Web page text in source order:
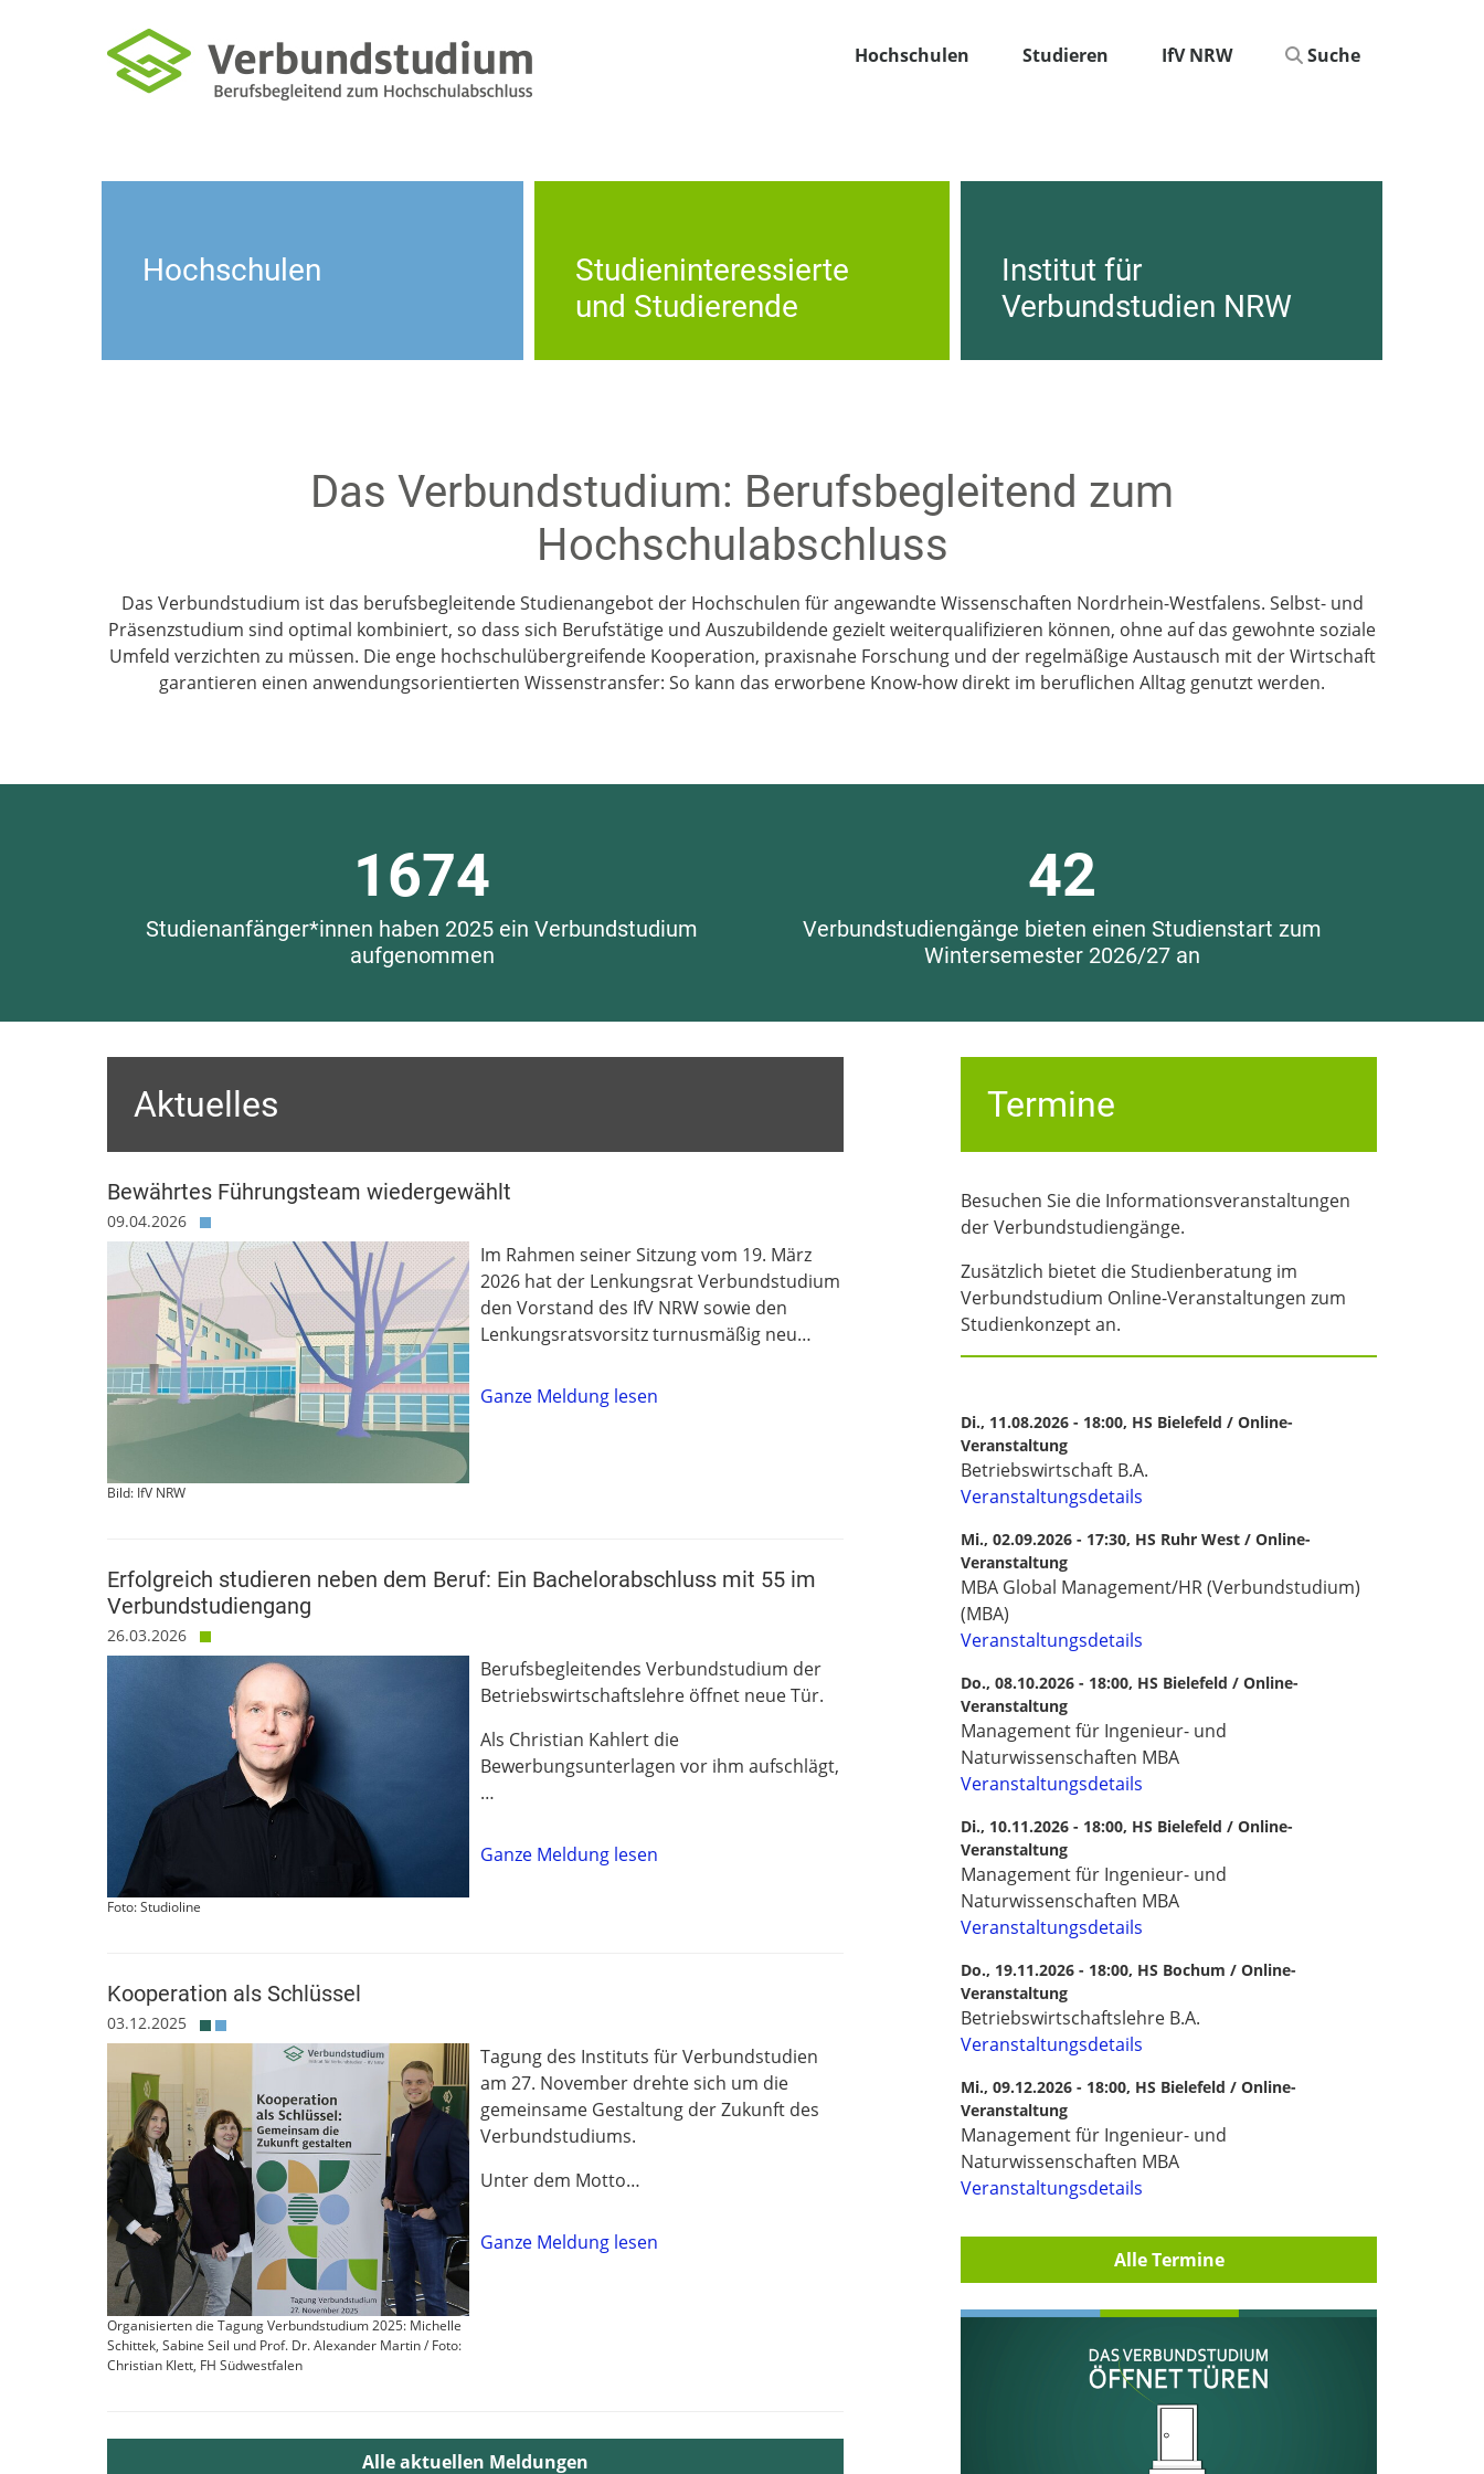
Hochschulen Studieren IfV NRW Suche
Hochschulen
Studieninteressierte
und Studierende
Institut für
Verbundstudien NRW
Das Verbundstudium: Berufsbegleitend zum
Hochschulabschluss
Das Verbundstudium ist das berufsbegleitende Studienangebot der Hochschulen für angewandte Wissenschaften Nordrhein-Westfalens. Selbst- und
Präsenzstudium sind optimal kombiniert, so dass sich Berufstätige und Auszubildende gezielt weiterqualifizieren können, ohne auf das gewohnte soziale
Umfeld verzichten zu müssen. Die enge hochschulübergreifende Kooperation, praxisnahe Forschung und der regelmäßige Austausch mit der Wirtschaft
garantieren einen anwendungsorientierten Wissenstransfer: So kann das erworbene Know-how direkt im beruflichen Alltag genutzt werden.
1674
Studienanfänger*innen haben 2025 ein Verbundstudium
aufgenommen
42
Verbundstudiengänge bieten einen Studienstart zum
Wintersemester 2026/27 an
Aktuelles
Bewährtes Führungsteam wiedergewählt
09.04.2026
Bild: IfV NRW
Im Rahmen seiner Sitzung vom 19. März
2026 hat der Lenkungsrat Verbundstudium
den Vorstand des IfV NRW sowie den
Lenkungsratsvorsitz turnusmäßig neu…
Ganze Meldung lesen
Erfolgreich studieren neben dem Beruf: Ein Bachelorabschluss mit 55 im
Verbundstudiengang
26.03.2026
Foto: Studioline
Berufsbegleitendes Verbundstudium der
Betriebswirtschaftslehre öffnet neue Tür.
Als Christian Kahlert die
Bewerbungsunterlagen vor ihm aufschlägt,
…
Ganze Meldung lesen
Kooperation als Schlüssel
03.12.2025
Organisierten die Tagung Verbundstudium 2025: Michelle
Schittek, Sabine Seil und Prof. Dr. Alexander Martin / Foto:
Christian Klett, FH Südwestfalen
Tagung des Instituts für Verbundstudien
am 27. November drehte sich um die
gemeinsame Gestaltung der Zukunft des
Verbundstudiums.
Unter dem Motto…
Ganze Meldung lesen
Alle aktuellen Meldungen
Termine
Besuchen Sie die Informations­veranstaltungen
der Verbund­studien­gänge.
Zusätzlich bietet die Studien­beratung im
Verbund­studium Online-Veranstaltungen zum
Studien­konzept an.
Di., 11.08.2026 - 18:00, HS Bielefeld / Online-
Veranstaltung
Betriebswirtschaft B.A.
Veranstaltungsdetails
Mi., 02.09.2026 - 17:30, HS Ruhr West / Online-
Veranstaltung
MBA Global Management/HR (Verbundstudium)
(MBA)
Veranstaltungsdetails
Do., 08.10.2026 - 18:00, HS Bielefeld / Online-
Veranstaltung
Management für Ingenieur- und
Naturwissenschaften MBA
Veranstaltungsdetails
Di., 10.11.2026 - 18:00, HS Bielefeld / Online-
Veranstaltung
Management für Ingenieur- und
Naturwissenschaften MBA
Veranstaltungsdetails
Do., 19.11.2026 - 18:00, HS Bochum / Online-
Veranstaltung
Betriebswirtschaftslehre B.A.
Veranstaltungsdetails
Mi., 09.12.2026 - 18:00, HS Bielefeld / Online-
Veranstaltung
Management für Ingenieur- und
Naturwissenschaften MBA
Veranstaltungsdetails
Alle Termine